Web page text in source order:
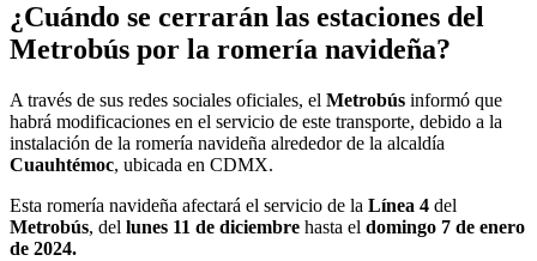
¿Cuándo se cerrarán las estaciones del
Metrobús por la romería navideña?
A través de sus redes sociales oficiales, el Metrobús informó que
habrá modificaciones en el servicio de este transporte, debido a la
instalación de la romería navideña alrededor de la alcaldía
Cuauhtémoc, ubicada en CDMX.
Esta romería navideña afectará el servicio de la Línea 4 del
Metrobús, del lunes 11 de diciembre hasta el domingo 7 de enero
de 2024.